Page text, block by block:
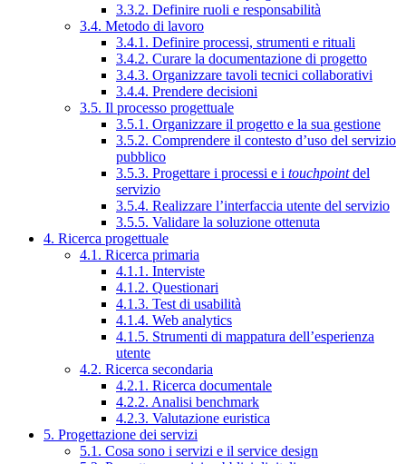
3.3.2. Definire ruoli e responsabilità
3.4. Metodo di lavoro
3.4.1. Definire processi, strumenti e rituali
3.4.2. Curare la documentazione di progetto
3.4.3. Organizzare tavoli tecnici collaborativi
3.4.4. Prendere decisioni
3.5. Il processo progettuale
3.5.1. Organizzare il progetto e la sua gestione
3.5.2. Comprendere il contesto d’uso del servizio
pubblico
3.5.3. Progettare i processi e i touchpointdel
servizio
3.5.4. Realizzare l’interfaccia utente del servizio
3.5.5. Validare la soluzione ottenuta
4. Ricerca progettuale
4.1. Ricerca primaria
4.1.1. Interviste
4.1.2. Questionari
4.1.3. Test di usabilità
4.1.4. Web analytics
4.1.5. Strumenti di mappatura dell’esperienza
utente
4.2. Ricerca secondaria
4.2.1. Ricerca documentale
4.2.2. Analisi benchmark
4.2.3. Valutazione euristica
5. Progettazione dei servizi
5.1. Cosa sono i servizi e il service design